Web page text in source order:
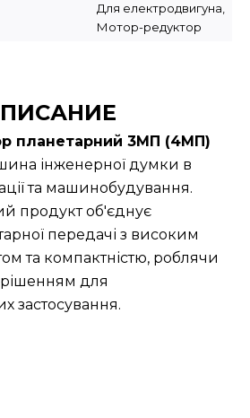
Для електродвигуна,
Мотор-редуктор
планетарний 3МП (4МП)
інженерної думки в
та машинобудування.
продукт об'єднує
передачі з високим
та компактністю, роблячи
для
застосування.